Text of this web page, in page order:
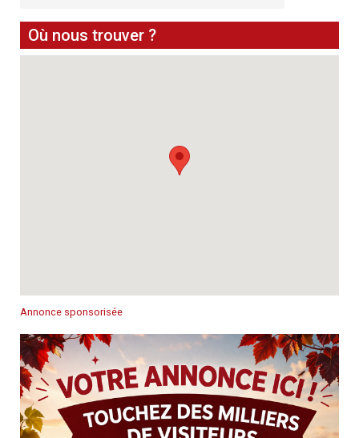
Où nous trouver ?
Annonce sponsorisée